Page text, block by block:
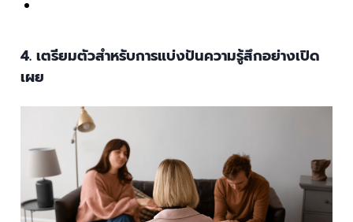
4. เตรียมตัวสำหรับการแบ่งปันความรู้สึกอย่างเปิด
เผย